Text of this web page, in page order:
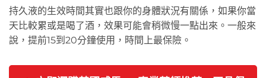
持久液的生效時間其實也跟你的身體狀況有關係，如果你當
天比較累或是喝了酒，效果可能會稍微慢一點出來。一般來
說，提前15到20分鐘使用，時間上最保險。